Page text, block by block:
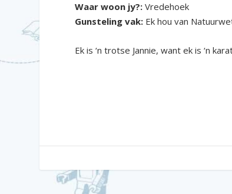
Waar woon jy?: Vredehoek
Gunsteling vak: Ek hou van
Ek is ‘n trotse Jannie, want ek is ‘n